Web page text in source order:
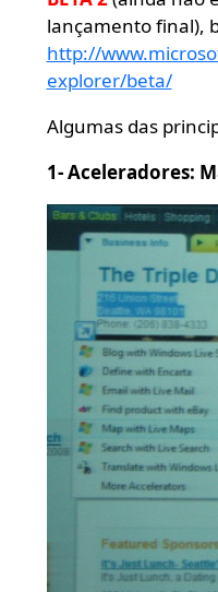
lançamento final),
http://
explorer/beta/
Algumas das
1- Aceleradores: